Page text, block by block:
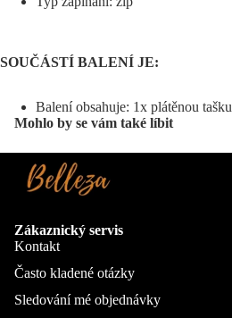
SOUČÁSTÍ BALENÍ JE:
Balení obsahuje: 1x plátěnou tašku
Mohlo by se vám také líbit
Zákaznický servis
Kontakt
Často kladené otázky
Sledování mé objednávky